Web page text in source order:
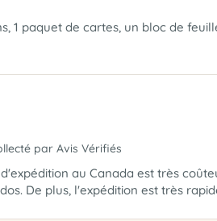
1 paquet de cartes, un bloc de
par Avis Vérifiés
au Canada est très
De plus, l'expédition est très